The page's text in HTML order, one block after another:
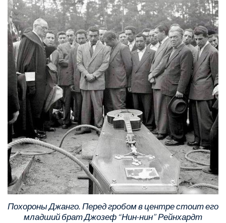
Похороны Джанго. Перед гробом в центре стоит его
младший брат Джозеф “Нин-нин” Рейнхардт